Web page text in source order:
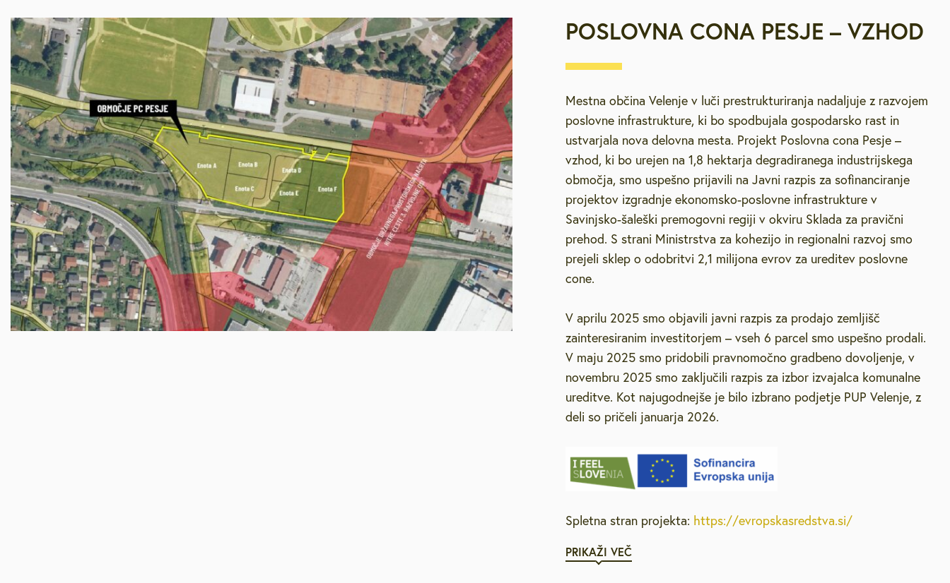
POSLOVNA CONA PESJE – VZHOD
Mestna občina Velenje v luči prestrukturiranja nadaljuje z razvojem
poslovne infrastrukture, ki bo spodbujala gospodarsko rast in
ustvarjala nova delovna mesta. Projekt Poslovna cona Pesje –
vzhod, ki bo urejen na 1,8 hektarja degradiranega industrijskega
območja, smo uspešno prijavili na Javni razpis za sofinanciranje
projektov izgradnje ekonomsko-poslovne infrastrukture v
Savinjsko-šaleški premogovni regiji v okviru Sklada za pravični
prehod. S strani Ministrstva za kohezijo in regionalni razvoj smo
prejeli sklep o odobritvi 2,1 milijona evrov za ureditev poslovne
cone.
V aprilu 2025 smo objavili javni razpis za prodajo zemljišč
zainteresiranim investitorjem – vseh 6 parcel smo uspešno prodali.
V maju 2025 smo pridobili pravnomočno gradbeno dovoljenje, v
novembru 2025 smo zaključili razpis za izbor izvajalca komunalne
ureditve. Kot najugodnejše je bilo izbrano podjetje PUP Velenje, z
deli so pričeli januarja 2026.
Spletna stran projekta: https://evropskasredstva.si/
PRIKAŽI VEČ